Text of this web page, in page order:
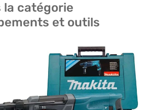
la catégorie
et outils